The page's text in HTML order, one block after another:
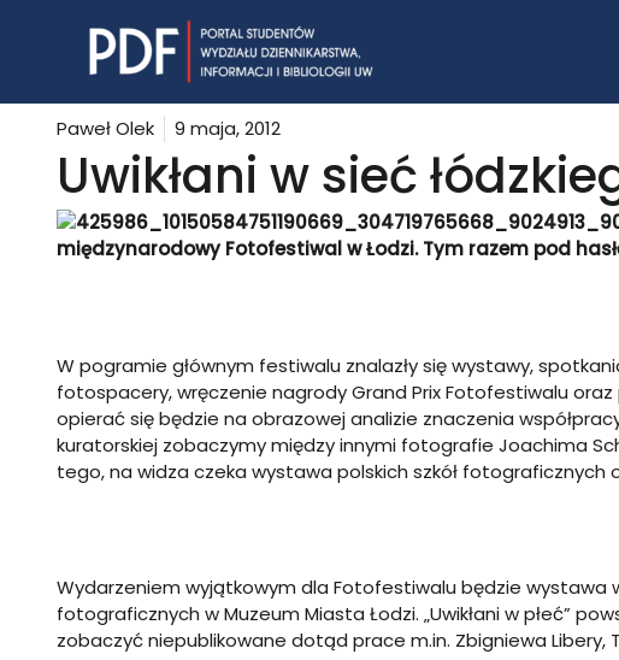
Paweł Olek 9 maja, 2012
Uwikłani w sieć
międzynarodowy Fotofestiwal w Łodzi. Tym razem pod
W pogramie głównym festiwalu znalazły się wystawy,
fotospacery,wręczenie nagrody Grand Prix Fotofestiwalu oraz
opierać się będzie na obrazowej analizie znaczenia
kuratorskiej zobaczymy między innymi fotografie Joachima
tego, na widza czeka wystawa polskich szkół fotograficznych
Wydarzeniem wyjątkowym dla Fotofestiwalu będzie wystawa
fotograficznych w Muzeum Miasta Łodzi. „Uwikłani w płeć”
zobaczyć niepublikowane dotąd prace m.in. Zbigniewa Libery,